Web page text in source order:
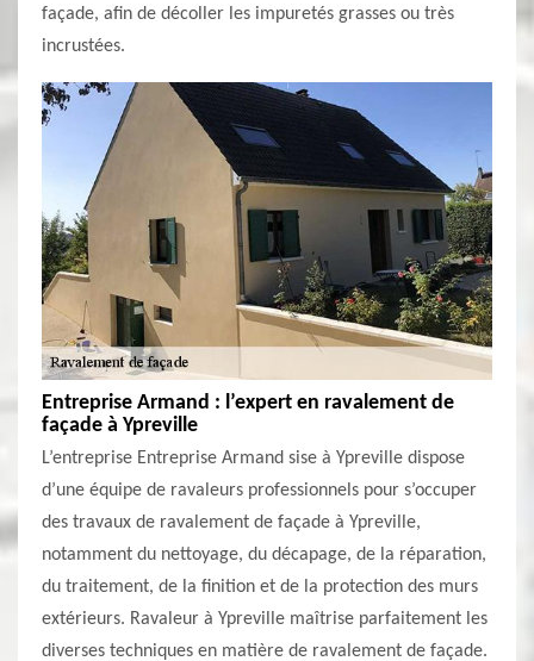
façade, afin de décoller les impuretés grasses ou très
incrustées.
Entreprise Armand : l’expert en ravalement de
façade à Ypreville
L’entreprise Entreprise Armand sise à Ypreville dispose
d’une équipe de ravaleurs professionnels pour s’occuper
des travaux de ravalement de façade à Ypreville,
notamment du nettoyage, du décapage, de la réparation,
du traitement, de la finition et de la protection des murs
extérieurs. Ravaleur à Ypreville maîtrise parfaitement les
diverses techniques en matière de ravalement de façade.